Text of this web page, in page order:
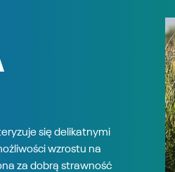
się delikatnymi
wzrostu na
za dobrą strawność